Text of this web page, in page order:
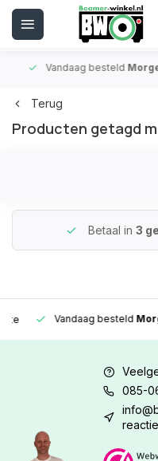
Vandaag besteldMorgen
Terug
Producten getagd
Betaal in 3
Vandaag besteldMorgen
085-